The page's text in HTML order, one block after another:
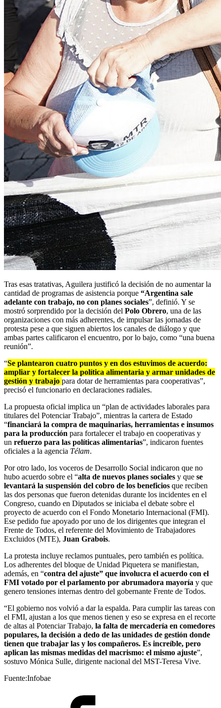
Tras esas tratativas, Aguilera justificó la decisión de no aumentar la
cantidad de programas de asistencia porque “Argentina sale
adelante con trabajo, no con planes sociales”, definió. Y se
mostró sorprendido por la decisión del Polo Obrero, una de las
organizaciones con más adherentes, de impulsar las jornadas de
protesta pese a que siguen abiertos los canales de diálogo y que
ambas partes calificaron el encuentro, por lo bajo, como “una buena
reunión”.
“Se plantearon cuatro puntos y en dos estuvimos de acuerdo:
ampliar y fortalecer la política alimentaria y armar unidades de
gestión y trabajo para dotar de herramientas para cooperativas”,
precisó el funcionario en declaraciones radiales.
La propuesta oficial implica un “plan de actividades laborales para
titulares del Potenciar Trabajo”, mientras la cartera de Estado
“financiará la compra de maquinarias, herramientas e insumos
para la producción para fortalecer el trabajo en cooperativas y
un refuerzo para las políticas alimentarias”, indicaron fuentes
oficiales a la agencia Télam.
Por otro lado, los voceros de Desarrollo Social indicaron que no
hubo acuerdo sobre el “alta de nuevos planes sociales y que se
levantará la suspensión del cobro de los beneficios que reciben
las dos personas que fueron detenidas durante los incidentes en el
Congreso, cuando en Diputados se iniciaba el debate sobre el
proyecto de acuerdo con el Fondo Monetario Internacional (FMI).
Ese pedido fue apoyado por uno de los dirigentes que integran el
Frente de Todos, el referente del Movimiento de Trabajadores
Excluidos (MTE), Juan Grabois.
La protesta incluye reclamos puntuales, pero también es política.
Los adherentes del bloque de Unidad Piquetera se manifiestan,
además, en “contra del ajuste” que involucra el acuerdo con el
FMI votado por el parlamento por abrumadora mayoría y que
genero tensiones internas dentro del gobernante Frente de Todos.
“El gobierno nos volvió a dar la espalda. Para cumplir las tareas con
el FMI, ajustan a los que menos tienen y eso se expresa en el recorte
de altas al Potenciar Trabajo, la falta de mercadería en comedores
populares, la decisión a dedo de las unidades de gestión donde
tienen que trabajar las y los compañeros. Es increíble, pero
aplican las mismas medidas del macrismo: el mismo ajuste”,
sostuvo Mónica Sulle, dirigente nacional del MST-Teresa Vive.
Fuente:Infobae